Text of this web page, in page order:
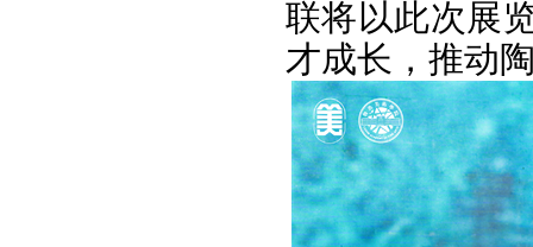
联将以此次展
才成长，推动